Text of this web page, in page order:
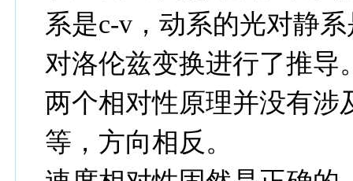
系是c-v，动系的光对静
对洛伦兹变换进行了推导
两个相对性原理并没有涉
等，方向相反。